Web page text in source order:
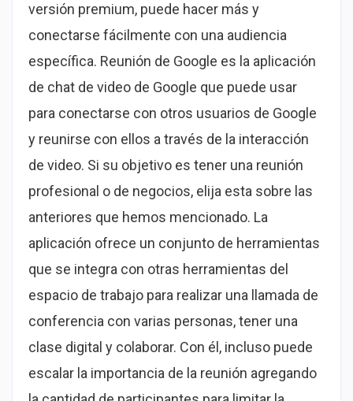
versión premium, puede hacer más y
conectarse fácilmente con una audiencia
específica. Reunión de Google es la aplicación
de chat de video de Google que puede usar
para conectarse con otros usuarios de Google
y reunirse con ellos a través de la interacción
de video. Si su objetivo es tener una reunión
profesional o de negocios, elija esta sobre las
anteriores que hemos mencionado. La
aplicación ofrece un conjunto de herramientas
que se integra con otras herramientas del
espacio de trabajo para realizar una llamada de
conferencia con varias personas, tener una
clase digital y colaborar. Con él, incluso puede
escalar la importancia de la reunión agregando